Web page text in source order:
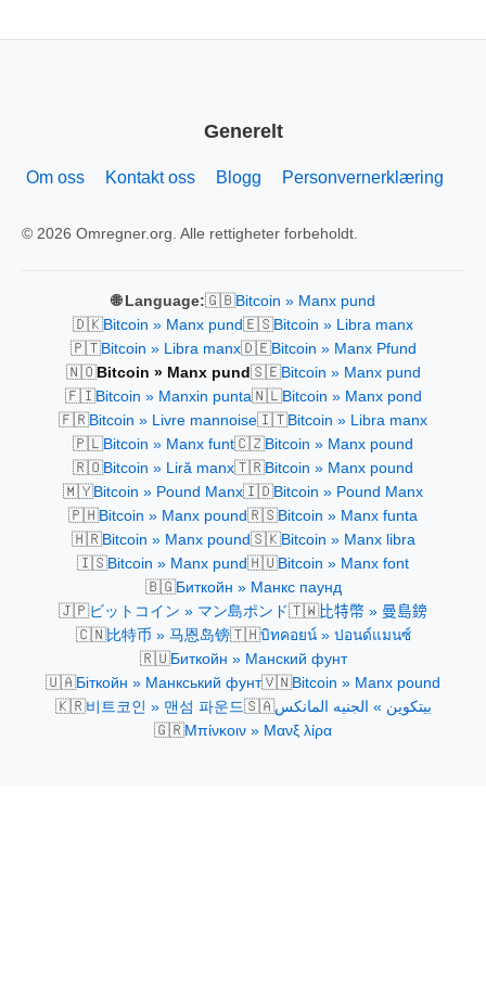
Generelt
Om oss Kontakt oss Blogg Personvernerklæring
© 2026 Omregner.org. Alle rettigheter forbeholdt.
🌐 Language:🇬🇧Bitcoin » Manx pund
🇩🇰Bitcoin » Manx pund🇪🇸Bitcoin » Libra manx
🇵🇹Bitcoin » Libra manx🇩🇪Bitcoin » Manx Pfund
🇳🇴Bitcoin » Manx pund 🇸🇪Bitcoin » Manx pund
🇫🇮Bitcoin » Manxin punta🇳🇱Bitcoin » Manx pond
🇫🇷Bitcoin » Livre mannoise🇮🇹Bitcoin » Libra manx
🇵🇱Bitcoin » Manx funt🇨🇿Bitcoin » Manx pound
🇷🇴Bitcoin » Liră manx🇹🇷Bitcoin » Manx pound
🇲🇾Bitcoin » Pound Manx🇮🇩Bitcoin » Pound Manx
🇵🇭Bitcoin » Manx pound🇷🇸Bitcoin » Manx funta
🇭🇷Bitcoin » Manx pound🇸🇰Bitcoin » Manx libra
🇮🇸Bitcoin » Manx pund🇭🇺Bitcoin » Manx font
🇧🇬Биткойн » Манкс паунд
🇯🇵ビットコイン » マン島ポンド🇹🇼比特幣 » 曼島鎊
🇨🇳比特币 » 马恩岛镑🇹🇭บิทคอยน์ » ปอนด์แมนซ์
🇷🇺Биткойн » Манский фунт
🇺🇦Біткойн » Манкський фунт🇻🇳Bitcoin » Manx pound
🇰🇷비트코인 » 맨섬 파운드🇸🇦بيتكوين » الجنيه المانكس
🇬🇷Μπίνκοιν » Μανξ λίρα